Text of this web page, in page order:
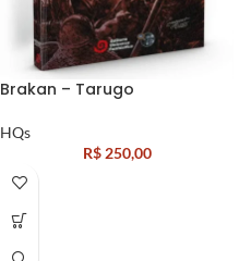
Brakan – Tarugo
HQs
R$250,00